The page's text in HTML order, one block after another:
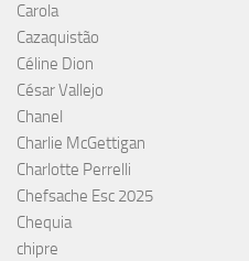
Carola
Cazaquistão
Céline Dion
César Vallejo
Chanel
Charlie McGettigan
Charlotte Perrelli
Chefsache Esc 2025
Chequia
chipre